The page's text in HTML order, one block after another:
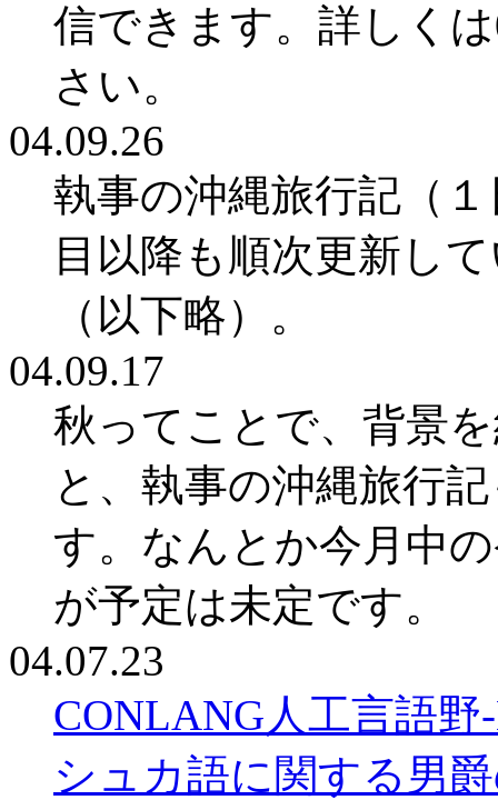
信できます。詳しく
さい。
04.09.26
執事の沖縄旅行記（
目以降も順次更新し
（以下略）。
04.09.17
秋ってことで、背景
と、執事の沖縄旅行
す。なんとか今月中
が予定は未定です。
04.07.23
CONLANG人工言語野-
シュカ語に関する男